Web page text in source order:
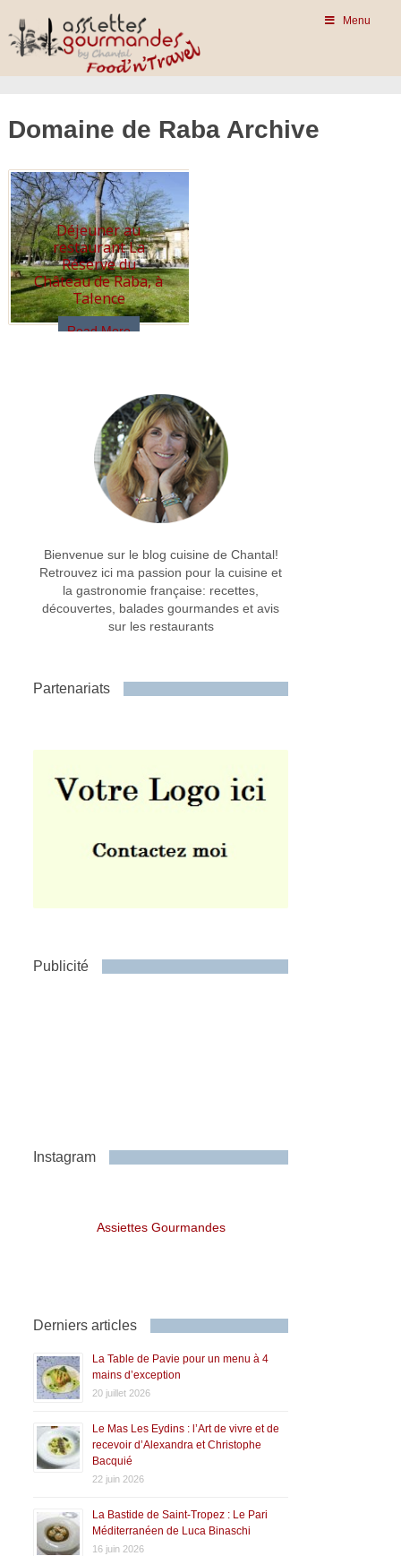
Menu
Domaine de Raba Archive
Déjeuner au
restaurant La
Réserve du
Château de Raba, à
Talence
Read More
Bienvenue sur le blog cuisine de Chantal!
Retrouvez ici ma passion pour la cuisine et
la gastronomie française: recettes,
découvertes, balades gourmandes et avis
sur les restaurants
Partenariats
Publicité
Instagram
Assiettes Gourmandes
Derniers articles
La Table de Pavie pour un menu à 4
mains d’exception
20 juillet 2026
Le Mas Les Eydins : l’Art de vivre et de
recevoir d’Alexandra et Christophe
Bacquié
22 juin 2026
La Bastide de Saint-Tropez : Le Pari
Méditerranéen de Luca Binaschi
16 juin 2026